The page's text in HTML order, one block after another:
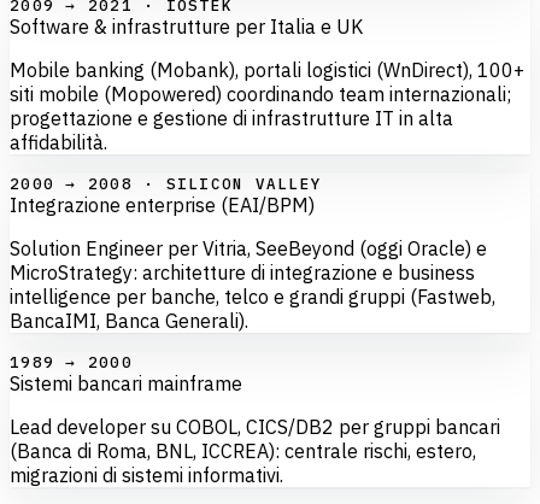
2009 → 2021 · IOSTEK
Software & infrastrutture per Italia e UK
Mobile banking (Mobank), portali logistici (WnDirect), 100+
siti mobile (Mopowered) coordinando team internazionali;
progettazione e gestione di infrastrutture IT in alta
affidabilità.
2000 → 2008 · SILICON VALLEY
Integrazione enterprise (EAI/BPM)
Solution Engineer per Vitria, SeeBeyond (oggi Oracle) e
MicroStrategy: architetture di integrazione e business
intelligence per banche, telco e grandi gruppi (Fastweb,
BancaIMI, Banca Generali).
1989 → 2000
Sistemi bancari mainframe
Lead developer su COBOL, CICS/DB2 per gruppi bancari
(Banca di Roma, BNL, ICCREA): centrale rischi, estero,
migrazioni di sistemi informativi.